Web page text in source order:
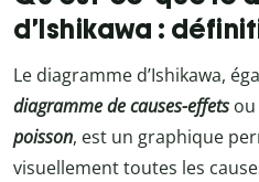
d’Ishikawa :
Le diagramme d’Ishikawa,
diagramme de causes-effetsou
poisson, est un graphique
visuellement toutes les